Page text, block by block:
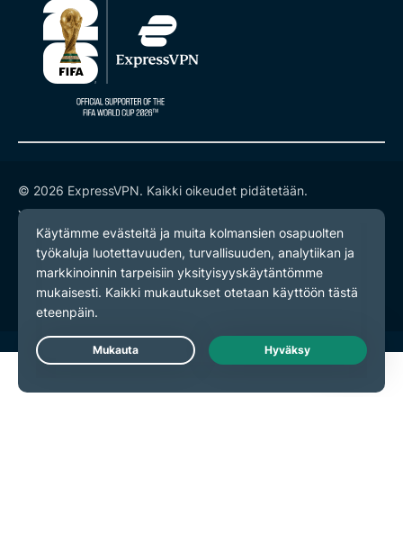
© 2026 ExpressVPN. Kaikki oikeudet pidätetään.
Yksityisyyskäytäntö
Palveluehdot
Evästeasetukset
Live Chat